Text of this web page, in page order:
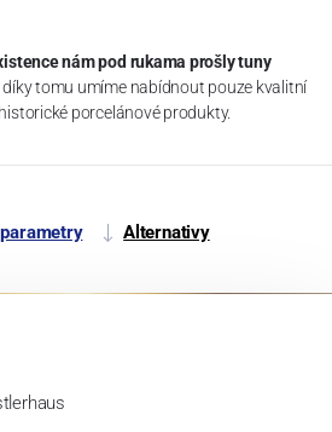
nám pod rukama prošly tuny
, díky tomu umíme nabídnout pouze kvalitní
porcelánové produkty.
Alternativy